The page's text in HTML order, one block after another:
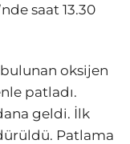
saat 13.30
oksijen
patladı.
geldi. İlk
Patlama